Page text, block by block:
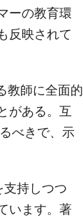
ーの教育環
反映されて
教師に全面的
がある。互
べきで、示
支持しつつ
います。著